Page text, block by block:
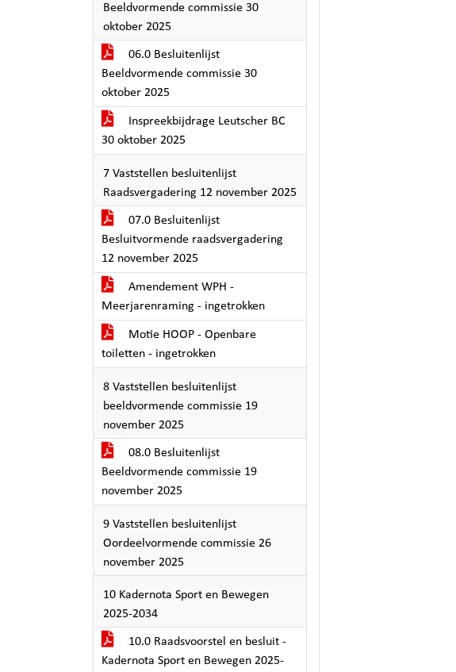
Beeldvormende commissie 30
oktober 2025
06.0 Besluitenlijst
Beeldvormende commissie 30
oktober 2025
Inspreekbijdrage Leutscher BC
30 oktober 2025
7 Vaststellen besluitenlijst
Raadsvergadering 12 november 2025
07.0 Besluitenlijst
Besluitvormende raadsvergadering
12 november 2025
Amendement WPH -
Meerjarenraming - ingetrokken
Motie HOOP - Openbare
toiletten - ingetrokken
8 Vaststellen besluitenlijst
beeldvormende commissie 19
november 2025
08.0 Besluitenlijst
Beeldvormende commissie 19
november 2025
9 Vaststellen besluitenlijst
Oordeelvormende commissie 26
november 2025
10 Kadernota Sport en Bewegen
2025-2034
10.0 Raadsvoorstel en besluit -
Kadernota Sport en Bewegen 2025-